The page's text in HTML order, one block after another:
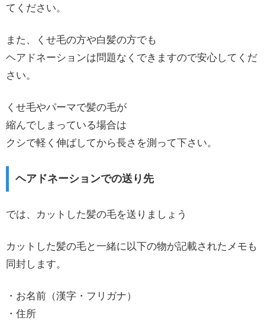
てください。
また、くせ毛の方や白髪の方でも
ヘアドネーションは問題なくできますので安心してくだ
さい。
くせ毛やパーマで髪の毛が
縮んでしまっている場合は
クシで軽く伸ばしてから長さを測って下さい。
ヘアドネーションでの送り先
では、カットした髪の毛を送りましょう
カットした髪の毛と一緒に以下の物が記載されたメモも
同封します。
・お名前（漢字・フリガナ）
・住所